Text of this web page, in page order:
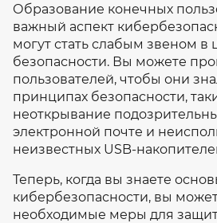
Образование конечных
важный аспект
могут стать слабым звеном в
безопасности. Вы можете
пользователей, чтобы они
принципах безопасности,
неоткрывание
электронной почте и
неизвестных USB-
Теперь, когда вы знаете
кибербезопасности, вы
необходимые меры для